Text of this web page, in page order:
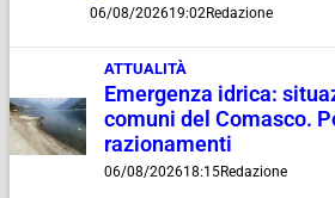
06/08/202619:02Redazione
ATTUALITÀ
Emergenza idrica:
comuni del Comasco.
razionamenti
06/08/202618:15Redazione